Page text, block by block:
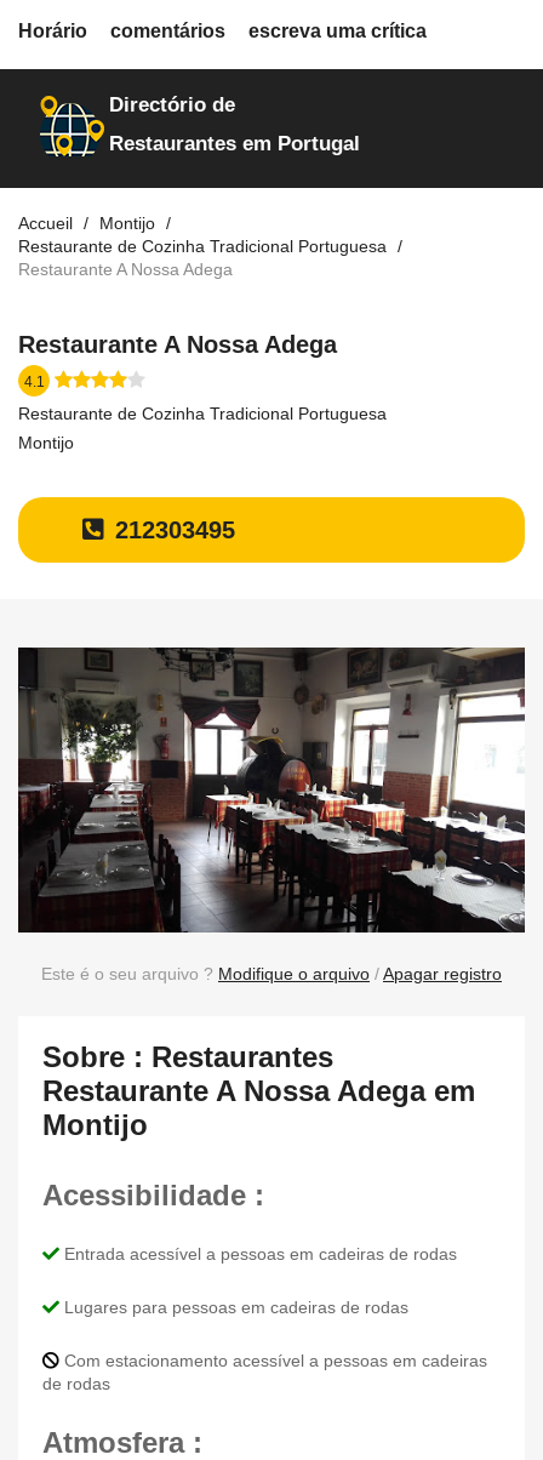
restaurantes
Directório de
Restaurantes em Portugal
Accueil
Montijo
Restaurante de Cozinha Tradicional Portuguesa
Restaurante A Nossa Adega
Restaurante A Nossa Adega
4.1
Restaurante de Cozinha Tradicional Portuguesa
Montijo
212303495
Horário comentários escreva uma crítica
Este é o seu arquivo ? Modifique o arquivo /Apagar registro
Sobre : Restaurantes
Restaurante A Nossa Adega em
Montijo
Acessibilidade :
Entrada acessível a pessoas em cadeiras de rodas
Lugares para pessoas em cadeiras de rodas
Com estacionamento acessível a pessoas em cadeiras
de rodas
Atmosfera :